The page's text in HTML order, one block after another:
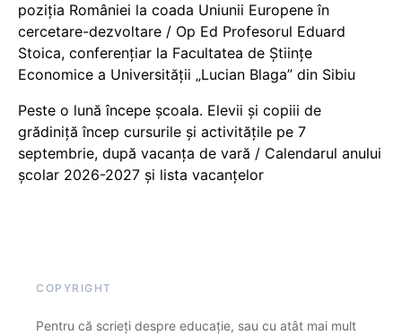
poziția României la coada Uniunii Europene în
cercetare-dezvoltare / Op Ed Profesorul Eduard
Stoica, conferențiar la Facultatea de Științe
Economice a Universității „Lucian Blaga” din Sibiu
Peste o lună începe școala. Elevii și copiii de
grădiniță încep cursurile și activitățile pe 7
septembrie, după vacanța de vară / Calendarul anului
școlar 2026-2027 și lista vacanțelor
COPYRIGHT
Pentru că scrieți despre educație, sau cu atât mai mult